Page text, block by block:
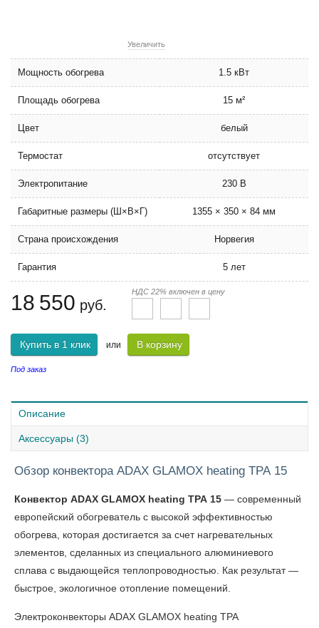
Увеличить
Мощность обогрева 1.5 кВт
Площадь обогрева 15 м²
Цвет белый
Термостат отсутствует
Электропитание 230 В
Габаритные размеры (Ш×В×Г) 1355 × 350 × 84 мм
Страна происхождения Норвегия
Гарантия 5 лет
18 550 руб.
НДС 22% включен в цену
Купить в 1 клик или В корзину
Под заказ
Описание
Аксессуары (3)
Обзор конвектора ADAX GLAMOX heating TPA 15
Конвектор ADAX GLAMOX heating TPA 15 — современный
европейский обогреватель с высокой эффективностью
обогрева, которая достигается за счет нагревательных
элементов, сделанных из специального алюминиевого
сплава с выдающейся теплопроводностью. Как результат —
быстрое, экологичное отопление помещений.
Электроконвекторы ADAX GLAMOX heating TPA